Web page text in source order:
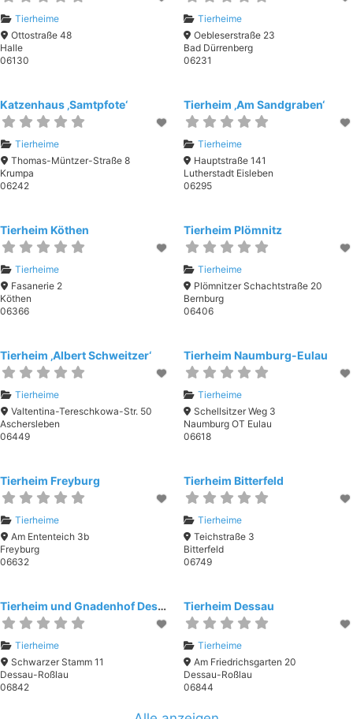
Tierheime
Ottostraße 48
Halle
06130
Tierheime
Oebleserstraße 23
Bad Dürrenberg
06231
Katzenhaus ‚Samtpfote‘
Tierheime
Thomas-Müntzer-Straße 8
Krumpa
06242
Tierheim ‚Am Sandgraben‘
Tierheime
Hauptstraße 141
Lutherstadt Eisleben
06295
Tierheim Köthen
Tierheime
Fasanerie 2
Köthen
06366
Tierheim Plömnitz
Tierheime
Plömnitzer Schachtstraße 20
Bernburg
06406
Tierheim ‚Albert Schweitzer‘
Tierheime
Valtentina-Tereschkowa-Str. 50
Aschersleben
06449
Tierheim Naumburg-Eulau
Tierheime
Schellsitzer Weg 3
Naumburg OT Eulau
06618
Tierheim Freyburg
Tierheime
Am Ententeich 3b
Freyburg
06632
Tierheim Bitterfeld
Tierheime
Teichstraße 3
Bitterfeld
06749
Tierheim und Gnadenhof Dessau Begegnungsstätte Mensch-Tier-Natur
Tierheime
Schwarzer Stamm 11
Dessau-Roßlau
06842
Tierheim Dessau
Tierheime
Am Friedrichsgarten 20
Dessau-Roßlau
06844